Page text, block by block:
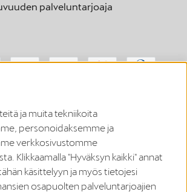
palveluntarjoaja
Peruuta sopimus
ja muita tekniikoita
personoidaksemme ja
verkkosivustomme
Klikkaamalla "Hyväksyn kaikki" annat
käsittelyyn ja myös tietojesi
osapuolten palveluntarjoajien